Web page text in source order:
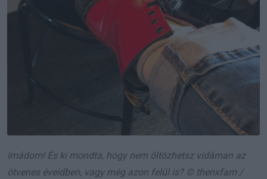
Imádom! És ki mondta, hogy nem öltözhetsz vidáman az
ötvenes éveidben, vagy még azon felül is? © thenxfam /